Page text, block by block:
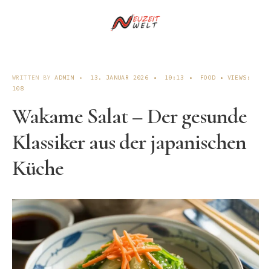
WRITTEN BYADMIN • 13. JANUAR 2026 • 10:13 • FOOD • VIEWS:
108
Wakame Salat – Der gesunde
Klassiker aus der japanischen
Küche